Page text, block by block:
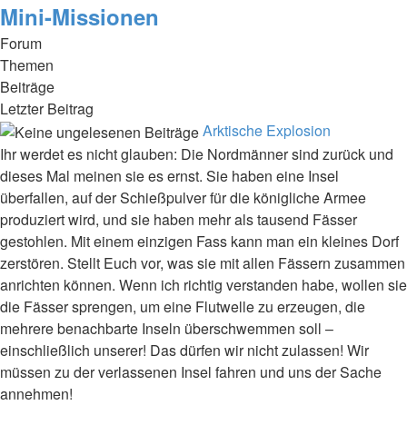
Mini-Missionen
Forum
Themen
Beiträge
Letzter Beitrag
Arktische Explosion
Ihr werdet es nicht glauben: Die Nordmänner sind zurück und
dieses Mal meinen sie es ernst. Sie haben eine Insel
überfallen, auf der Schießpulver für die königliche Armee
produziert wird, und sie haben mehr als tausend Fässer
gestohlen. Mit einem einzigen Fass kann man ein kleines Dorf
zerstören. Stellt Euch vor, was sie mit allen Fässern zusammen
anrichten können. Wenn ich richtig verstanden habe, wollen sie
die Fässer sprengen, um eine Flutwelle zu erzeugen, die
mehrere benachbarte Inseln überschwemmen soll –
einschließlich unserer! Das dürfen wir nicht zulassen! Wir
müssen zu der verlassenen Insel fahren und uns der Sache
annehmen!